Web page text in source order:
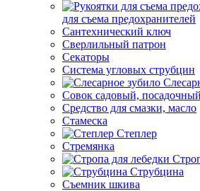
для съема предохранителей
Сантехнический ключ
Сверлильный патрон
Секаторы
Система угловых струбцин
Совок садовый, посадочный
Средство для смазки, масло
Стамеска
Степлер
Стремянка
Струбцина
Съемник шкива